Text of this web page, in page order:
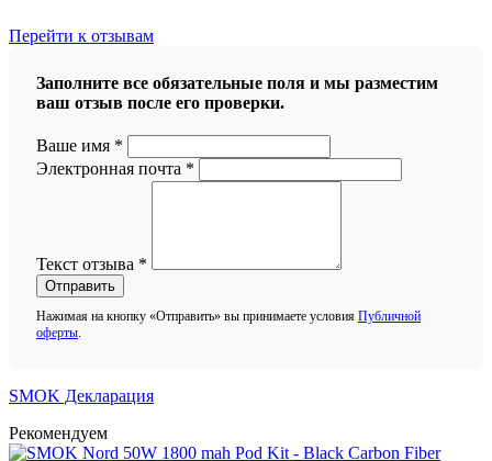
Перейти к отзывам
Заполните все обязательные поля и мы разместим
ваш отзыв после его проверки.
Ваше имя *
Электронная почта *
Текст отзыва *
Отправить
Нажимая на кнопку «Отправить» вы принимаете условия Публичной
оферты
SMOK Декларация
Рекомендуем